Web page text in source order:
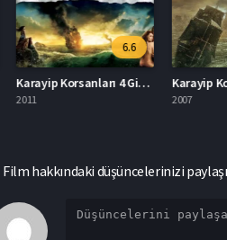
6.6
Karayip Korsanları 4 Gizemli Denizlerde​ İzle
Film hakkındaki düşüncelerinizi